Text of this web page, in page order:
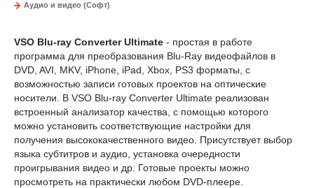
Аудио и видео (Софт)
VSO Blu-ray Converter Ultimate - простая в работе
программа для преобразования Blu-Ray видеофайлов в
DVD, AVI, MKV, iPhone, iPad, Xbox, PS3 форматы, с
возможностью записи готовых проектов на оптические
носители. В VSO Blu-ray Converter Ultimate реализован
встроенный анализатор качества, с помощью которого
можно установить соответствующие настройки для
получения высококачественного видео. Присутствует выбор
языка субтитров и аудио, установка очередности
проигрывания видео и др. Готовые проекты можно
просмотреть на практически любом DVD-плеере.